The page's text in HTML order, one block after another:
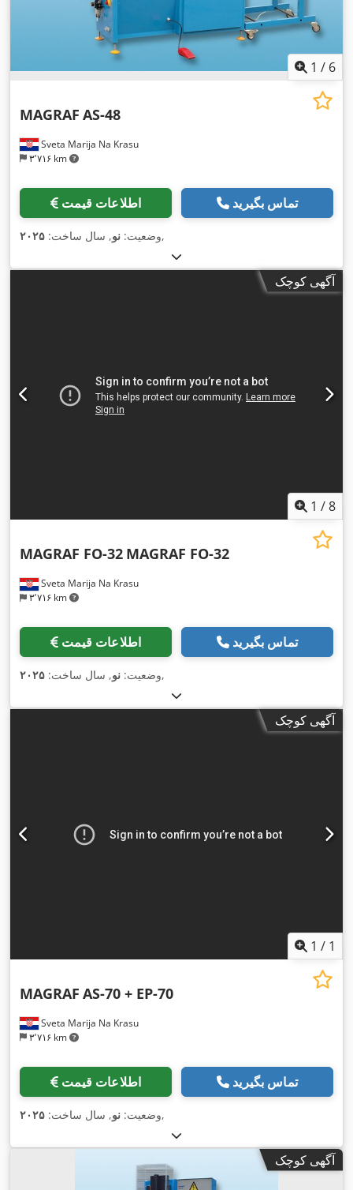
1 / 6
Sveta Marija Na Krasu
۳٬۷۱۶ km
MAGRAF AS-48
اطلاعات قیمت تماس بگیرید
وضعیت: نو, سال ساخت: ۲۰۲۵ ,
آگهی کوچک
1 /8
Sveta Marija Na Krasu
۳٬۷۱۶ km
MAGRAF FO-32 MAGRAF FO-32
اطلاعات قیمت تماس بگیرید
وضعیت: نو, سال ساخت: ۲۰۲۵ ,
آگهی کوچک
1 / 1
Sveta Marija Na Krasu
۳٬۷۱۶ km
MAGRAF AS-70 + EP-70
اطلاعات قیمت تماس بگیرید
وضعیت: نو, سال ساخت: ۲۰۲۵ ,
آگهی کوچک